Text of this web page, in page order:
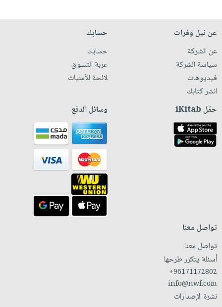
عن نيل وفرات
عن الشركة
سياسة الشركة
فيديوهات
انشر كتابك
حسابك
حسابك
عربة التسوق
لائحة الأمنيات
حمّل iKitab وسائل الدفع
تواصل معنا
تواصل معنا
أسئلة يتكرر طرحها
+96171172802
info@nwf.com
نشرة الإصدارات